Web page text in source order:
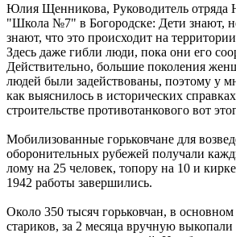
Юлия Щенникова, Руководитель
"Школа №7" в Богородске: Дети знают,
знают, что это происходит на
Здесь даже гибли люди, пока они его
Действительно, большие поколения
людей были задействованы, поэтому у
как выяснилось в исторических
строительстве противотанкового вот
Мобилизованные горьковчане для
оборонительных рубежей получали
лому на 25 человек, топору на 10 и
1942 работы завершились.
Около 350 тысяч горьковчан, в
стариков, за 2 месяца вручную выкопали